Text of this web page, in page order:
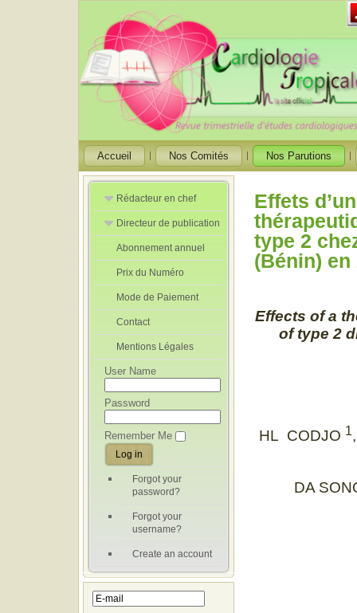
Accueil Nos Comités Nos Parutions
Rédacteur en chef
Rédacteurs en
Chef Adjoint
Directeur de publication
Directeur de
publication
adjoint
Abonnement annuel
Prix du Numéro
Mode de Paiement
Contact
Mentions Légales
User Name
Password
Remember Me
Forgot your
password?
Forgot your
username?
Create an account
Effets
type 2
(Bénin) en
Effects of a
of type 2
HL CODJO 1
DA